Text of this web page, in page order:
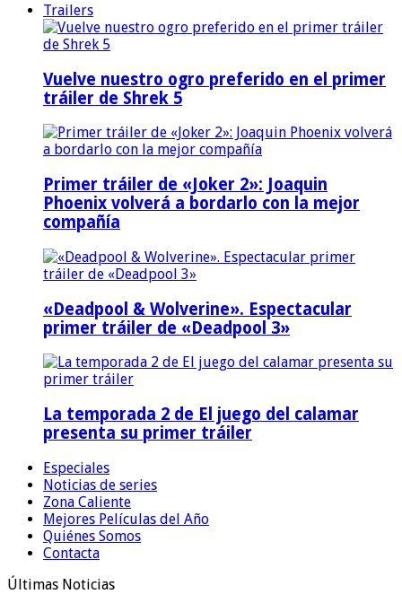
Trailers
Vuelve nuestro ogro preferido en el primer
tráiler de Shrek 5
Primer tráiler de «Joker 2»: Joaquin
Phoenix volverá a bordarlo con la mejor
compañía
«Deadpool & Wolverine». Espectacular
primer tráiler de «Deadpool 3»
La temporada 2 de El juego del calamar
presenta su primer tráiler
Especiales
Noticias de series
Zona Caliente
Mejores Películas del Año
Quiénes Somos
Contacta
Últimas Noticias